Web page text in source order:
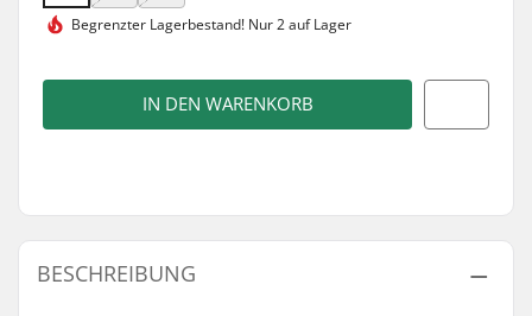
Begrenzter Lagerbestand! Nur 2 auf Lager
IN DEN WARENKORB
BESCHREIBUNG